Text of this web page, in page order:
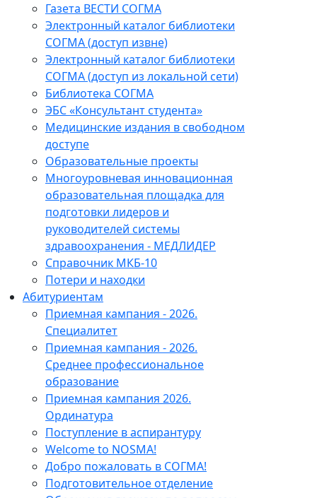
Газета ВЕСТИ СОГМА
Электронный каталог библиотеки
СОГМА (доступ извне)
Электронный каталог библиотеки
СОГМА (доступ из локальной сети)
Библиотека СОГМА
ЭБС «Консультант студента»
Медицинские издания в свободном
доступе
Образовательные проекты
Многоуровневая инновационная
образовательная площадка для
подготовки лидеров и
руководителей системы
здравоохранения - МЕДЛИДЕР
Справочник МКБ-10
Потери и находки
Абитуриентам
Приемная кампания - 2026.
Специалитет
Приемная кампания - 2026.
Среднее профессиональное
образование
Приемная кампания 2026.
Ординатура
Поступление в аспирантуру
Welcome to NOSMA!
Добро пожаловать в СОГМА!
Подготовительное отделение